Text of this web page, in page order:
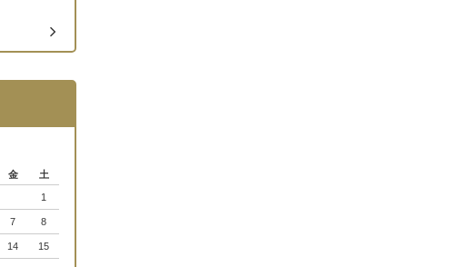
金 土
1
7 8
14 15